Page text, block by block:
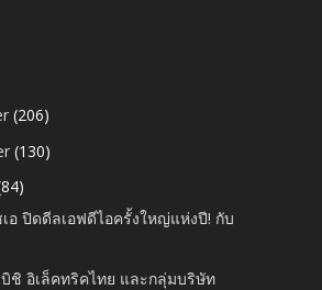
(206)
(130)
อ ปิดดีลเอฟดีไอครั้งใหญ่แห่งปี! กับ
ชิ อิเล็คทริคไทย และกลุ่มบริษัท